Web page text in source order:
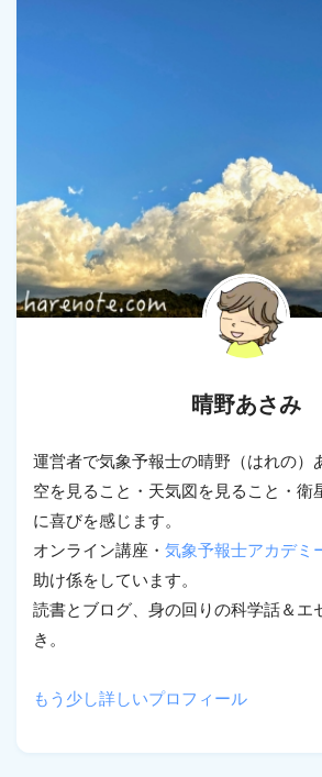
晴野あさみ
運営者で気象予報士の晴野（はれの）
空を見ること・天気図を見ること・衛
に喜びを感じます。
オンライン講座・ 気象予報士アカデミ
助け係をしています。
読書とブログ、身の回りの科学話＆エ
き。
もう少し詳しいプロフィール